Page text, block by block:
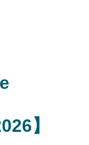
】